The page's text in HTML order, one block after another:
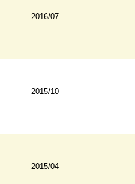
2016/07
2015/10
2015/04